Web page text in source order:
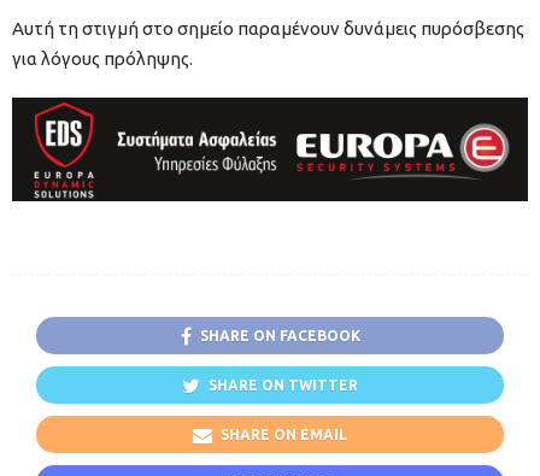
Αυτή τη στιγμή στο σημείο παραμένουν δυνάμεις πυρόσβεσης
για λόγους πρόληψης.
SHARE ON FACEBOOK
SHARE ON TWITTER
SHARE ON EMAIL